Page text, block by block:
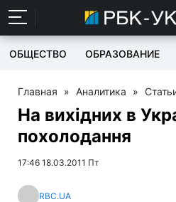
ОБЩЕСТВО ОБРАЗОВАНИЕ
Главная » Аналитика »
На вихідних в
похолодання
17:46 18.03.2011 Пт
RBC.UA